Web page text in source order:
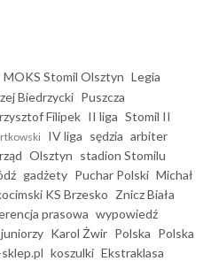
MOKS Stomil Olsztyn Legia
Biedrzycki Puszcza
Filipek II liga Stomil II
IV liga sędzia arbiter
Olsztyn stadion Stomilu
gadżety Puchar Polski Michał
KS Brzesko Znicz Biała
prasowa wypowiedź
Karol Żwir Polska Polska
koszulki Ekstraklasa